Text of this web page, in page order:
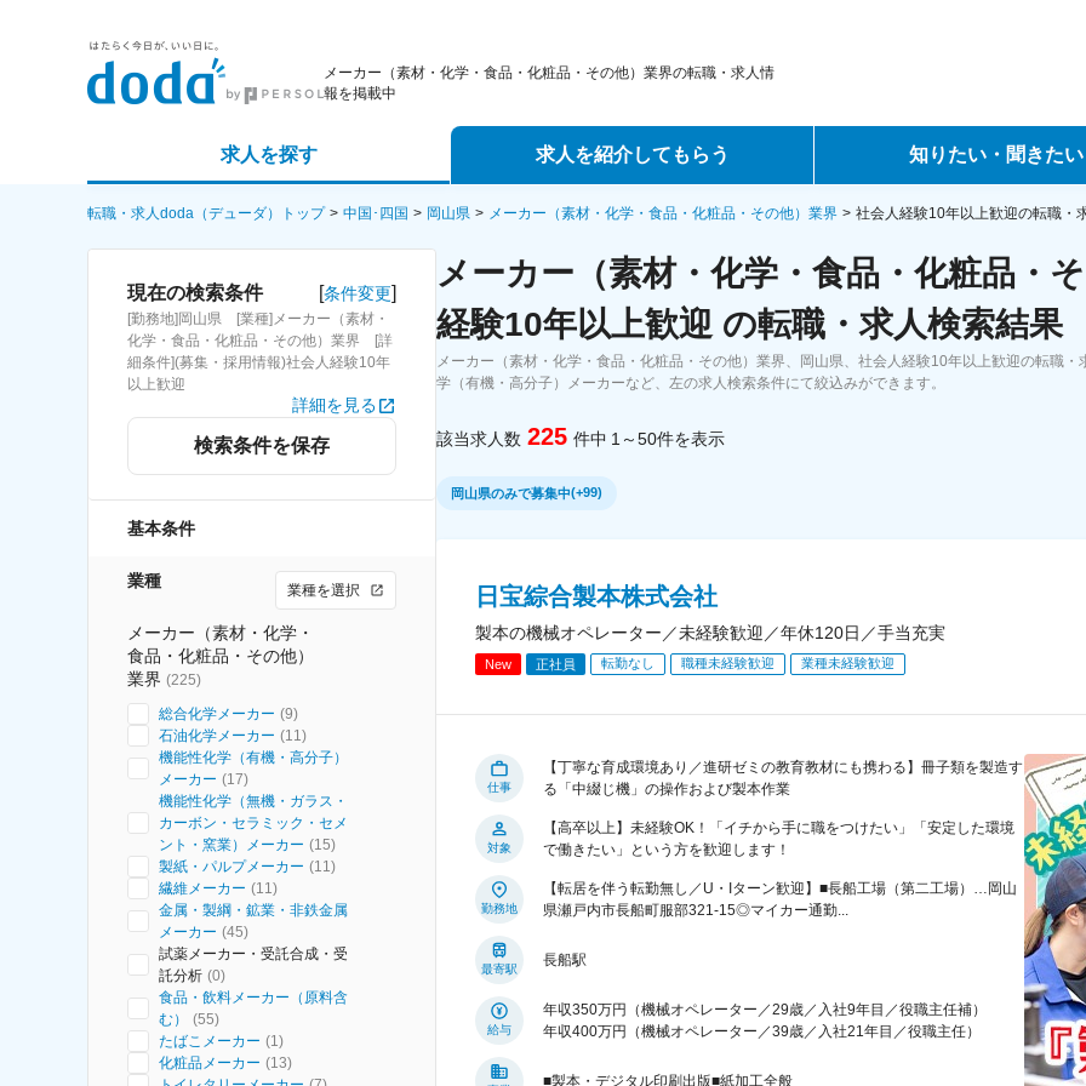
メーカー（素材・化学・食品・化粧品・その他）業界の転職・求人情
報を掲載中
求人を探す
詳細条件から探す
求人特集から探す
求人を紹介してもらう
エージェントサービス
スカウトサービス
パートナーエージェントサービス
知りたい・聞きたい
転職ノウハウ
データで見る転職
コラム・インタビュー
転職Q&A
転職・求人doda（デューダ）トップ 中国･四国 岡山県 メーカー（素材・化学・食品・化粧品・その他）業界 社会人経験10年以上歓迎の転職・
現在の検索条件 [条件変更]
[勤務地]岡山県 [業種]メーカー（素材・
化学・食品・化粧品・その他）業界 [詳
細条件](募集・採用情報)社会人経験10年
以上歓迎
詳細を見る
検索条件を保存
基本条件
業種 業種を選択
メーカー（素材・化学・
食品・化粧品・その他）
業界 (225)
総合化学メーカー (9)
石油化学メーカー (11)
機能性化学（有機・高分子）
メーカー (17)
機能性化学（無機・ガラス・
カーボン・セラミック・セメ
ント・窯業）メーカー (15)
製紙・パルプメーカー (11)
繊維メーカー (11)
金属・製綱・鉱業・非鉄金属
メーカー (45)
試薬メーカー・受託合成・受
託分析 (0)
食品・飲料メーカー（原料含
む）
(55)
たばこメーカー (1)
化粧品メーカー (13)
メーカー（素材・化学・食品・化粧品・
経験10年以上歓迎 の転職・求人検索結果
メーカー（素材・化学・食品・化粧品・その他）業界、岡山県、社会人経験10年以上歓迎の転職
学（有機・高分子）メーカーなど、左の求人検索条件にて絞込みができます。
該当求人数 225 件中 1～50件を表示
岡山県のみで募集中(+99)
日宝綜合製本株式会社
製本の機械オペレーター／未経験歓迎／年休120日／手当充実
New 正社員 転勤なし 職種未経験歓迎 業種未経験歓迎
仕事
【丁寧な育成環境あり／進研ゼミの教育教材にも携わる】冊子類を製造す
る「中綴じ機」の操作および製本作業
対象
【高卒以上】未経験OK！「イチから手に職をつけたい」「安定した環境
で働きたい」という方を歓迎します！
勤務地
【転居を伴う転勤無し／U・Iターン歓迎】■長船工場（第二工場）…岡山
県瀬戸内市長船町服部321-15◎マイカー通勤...
最寄駅
長船駅
給与
年収350万円（機械オペレーター／29歳／入社9年目／役職主任補）
年収400万円（機械オペレーター／39歳／入社21年目／役職主任）
■製本・デジタル印刷出版■紙加工全般